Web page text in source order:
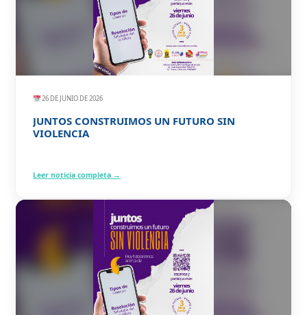
26 DE JUNIO DE 2026
JUNTOS CONSTRUIMOS UN FUTURO SIN
VIOLENCIA
Leer noticia completa →